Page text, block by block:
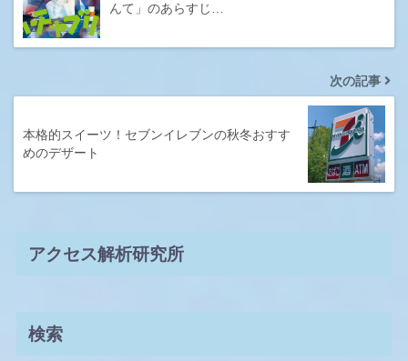
んて」のあらすじ…
次の記事
本格的スイーツ！セブンイレブンの秋冬おすす
めのデザート
アクセス解析研究所
検索